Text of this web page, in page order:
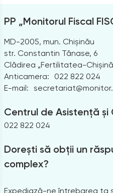
PP „Monitorul Fiscal
MD-2005, mun. Chișinău
str. Constantin Tănase, 6
Clădirea „Fertilitatea-
Anticamera:
022 822 024
E-mail:
Centrul de Asistență și
022 822 024
Dorești să obții un
complex?
Expediază-ne întrebarea ta